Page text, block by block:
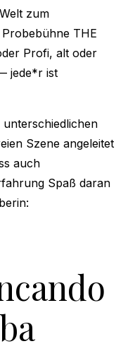
zum
THE
Profi, alt oder
jede*r ist
Szene angeleitet
auch
Spaß daran